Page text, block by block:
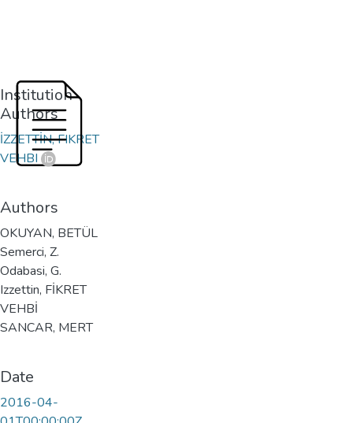
Institution
Authors
İZZETTİN, FIKRET
VEHBI
Authors
OKUYAN, BETÜL
Semerci, Z.
Odabasi, G.
Izzettin, FİKRET
VEHBİ
SANCAR, MERT
Date
2016-04-